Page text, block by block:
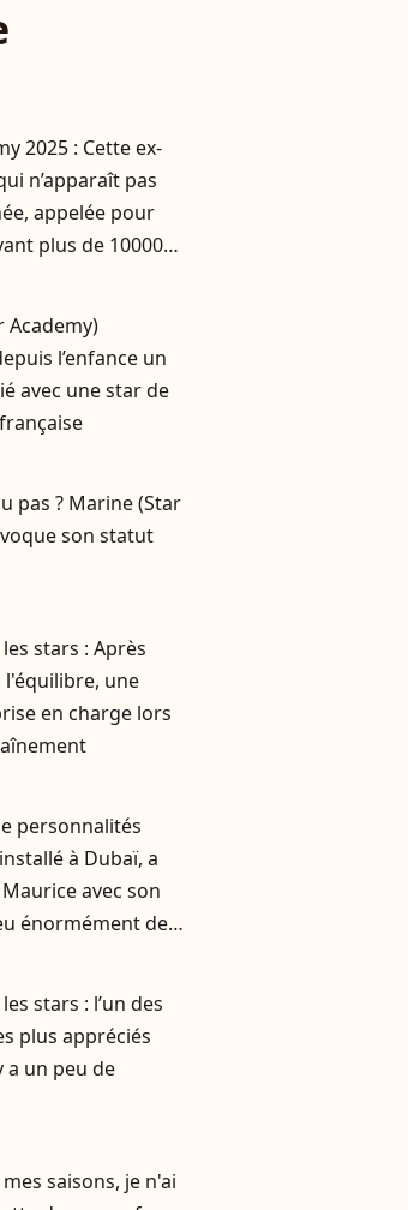
2025 : Cette ex-
n’apparaît pas
appelée pour
plus de 10000
Academy)
l’enfance un
avec une star de
pas ? Marine (Star
son statut
stars : Après
une
en charge lors
personnalités
à Dubaï, a
avec son
énormément de
stars : l’un des
plus appréciés
a un peu de
saisons, je n'ai